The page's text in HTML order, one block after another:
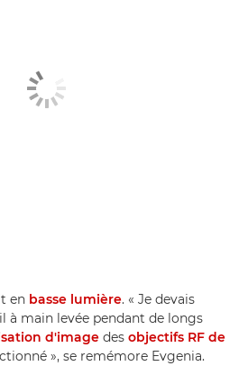
en basse lumière. « Je devais
à main levée pendant de longs
d'image des objectifs RF de
», se remémore Evgenia.